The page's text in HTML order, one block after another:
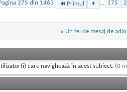
275 din 1463 Primul ... 175
« Un fel de mesaj de adio
care navighează în acest subiect. (0